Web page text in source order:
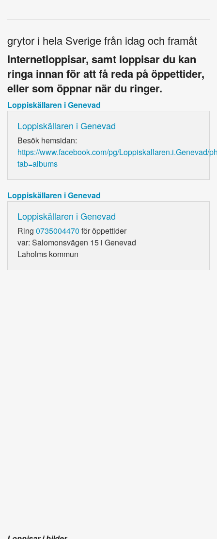
grytor i hela Sverige från idag och framåt
Internetloppisar, samt loppisar du kan
ringa innan för att få reda på öppettider,
eller som öppnar när du ringer.
Loppiskällaren i Genevad
Loppiskällaren i Genevad
Besök hemsidan:
https://www.facebook.com/pg/Loppiskallaren.i.Genevad/
tab=albums
Loppiskällaren i Genevad
Loppiskällaren i Genevad
Ring 0735004470 för öppettider
var: Salomonsvägen 15 i Genevad
Laholms kommun